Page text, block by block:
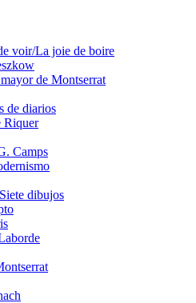
voir/La joie de boire
de Montserrat
de diarios
Riquer
Camps
dibujos